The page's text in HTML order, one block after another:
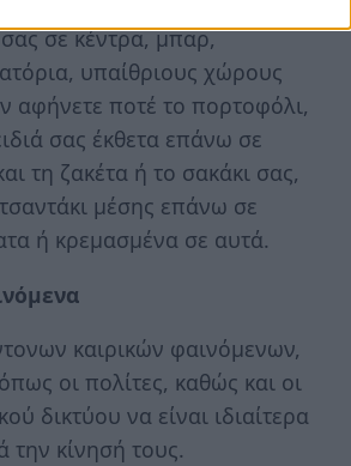
σε κέντρα, μπαρ,
υπαίθριους χώρους
αφήνετε ποτέ το πορτοφόλι,
σας έκθετα επάνω σε
τη ζακέτα ή το σακάκι σας,
μέσης επάνω σε
ή κρεμασμένα σε αυτά.
καιρικών φαινόμενων,
οι πολίτες, καθώς και οι
δικτύου να είναι ιδιαίτερα
την κίνησή τους.